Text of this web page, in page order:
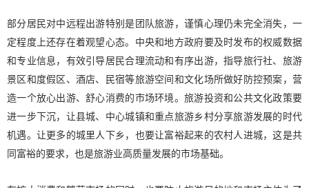
部分居民对中远程出游特别是团队旅游，谨慎心理仍未完全消失，一
定程度上还存在着观望心态。中央和地方政府要及时发布的权威数据
和专业信息，有效引导居民合理流动和有序出游，指导旅行社、旅游
景区和度假区、酒店、民宿等旅游空间和文化场所做好防控预案，营
造一个放心出游、舒心消费的市场环境。旅游投资和公共文化政策要
进一步下沉，让县城、中心城镇和重点旅游乡村分享旅游发展的时代
机遇。让更多的城里人下乡，也要让富裕起来的农村人进城，这是共
同富裕的要求，也是旅游业高质量发展的市场基础。